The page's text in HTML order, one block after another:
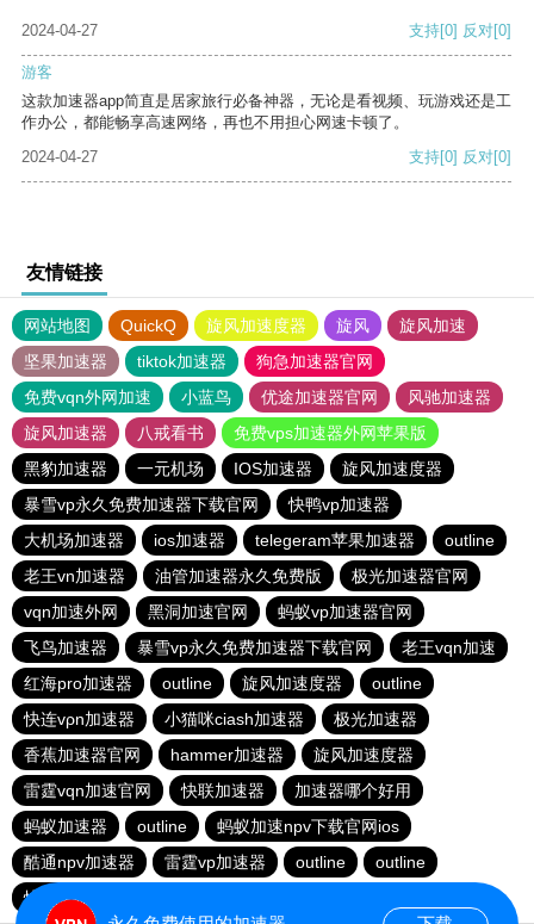
2024-04-27 支持[0] 反对[0]
游客
这款加速器app简直是居家旅行必备神器，无论是看视频、玩游戏还是工
作办公，都能畅享高速网络，再也不用担心网速卡顿了。
2024-04-27
支持[0] 反对[0]
友情链接
网站地图 QuickQ 旋风加速度器 旋风
旋风加速
坚果加速器
tiktok加速器
狗急加速器官网
免费vqn外网加速
小蓝鸟 优途加速器官网
风驰加速器
旋风加速器
八戒看书
免费vps加速器外网苹果版
黑豹加速器
一元机场 IOS加速器
旋风加速度器
暴雪vp永久免费加速器下载官网
快鸭vp加速器
大机场加速器
ios加速器 telegeram苹果加速器
outline
老王vn加速器
油管加速器永久免费版
极光加速器官网
vqn加速外网
黑洞加速官网
蚂蚁vp加速器官网
飞鸟加速器
暴雪vp永久免费加速器下载官网
老王vqn加速
红海pro加速器
outline 旋风加速度器
outline
快连vρn加速器
小猫咪ciash加速器
极光加速器
香蕉加速器官网
hammer加速器
旋风加速度器
雷霆vqn加速官网
快联加速器
加速器哪个好用
蚂蚁加速器
outline
蚂蚁加速npv下载官网ios
酷通npv加速器
雷霆vp加速器 outline
outline
快连加速器app